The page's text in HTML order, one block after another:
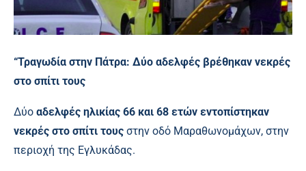
“Τραγωδία στην Πάτρα: Δύο αδελφές βρέθηκαν νεκρές
στο σπίτι τους
Δύο αδελφές ηλικίας 66 και 68 ετών εντοπίστηκαν
νεκρές στο σπίτι τους στην οδό Μαραθωνομάχων, στην
περιοχή της Εγλυκάδας.